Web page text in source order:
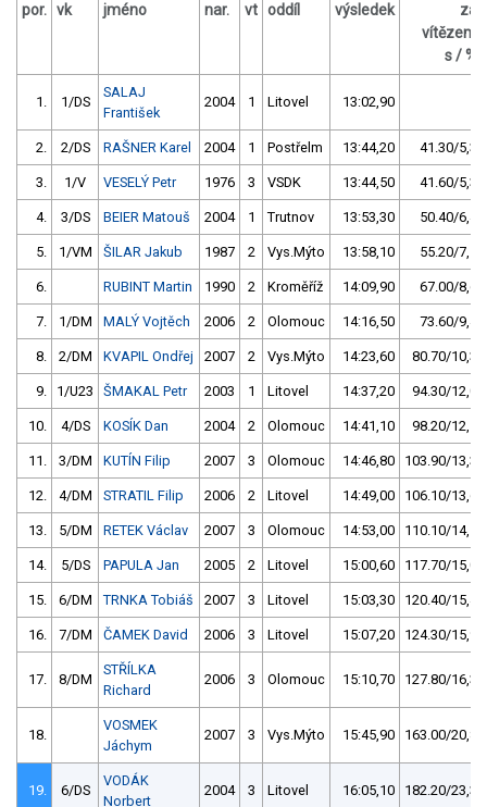
por. vk jméno nar. vt oddíl výsledek
za
vítězem
s / %
1. 1/DS
SALAJ
František
2004 1 Litovel 13:02,90
2. 2/DS RAŠNER Karel 2004 1 Postřelm 13:44,20 41.30/5,3
3. 1/V VESELÝ Petr 1976 3 VSDK 13:44,50 41.60/5,3
4. 3/DS BEIER Matouš 2004 1 Trutnov 13:53,30 50.40/6,4
5. 1/VM ŠILAR Jakub 1987 2 Vys.Mýto 13:58,10 55.20/7,1
6. RUBINT Martin 1990 2 Kroměříž 14:09,90 67.00/8,6
7. 1/DM MALÝ Vojtěch 2006 2 Olomouc 14:16,50 73.60/9,4
8. 2/DM KVAPIL Ondřej 2007 2 Vys.Mýto 14:23,60 80.70/10,3
9. 1/U23 ŠMAKAL Petr 2003 1 Litovel 14:37,20 94.30/12,0
10. 4/DS KOSÍK Dan 2004 2 Olomouc 14:41,10 98.20/12,5
11. 3/DM KUTÍN Filip 2007 3 Olomouc 14:46,80 103.90/13,3
12. 4/DM STRATIL Filip 2006 2 Litovel 14:49,00 106.10/13,6
13. 5/DM RETEK Václav 2007 3 Olomouc 14:53,00 110.10/14,1
14. 5/DS PAPULA Jan 2005 2 Litovel 15:00,60 117.70/15,0
15. 6/DM TRNKA Tobiáš 2007 3 Litovel 15:03,30 120.40/15,4
16. 7/DM ČAMEK David 2006 3 Litovel 15:07,20 124.30/15,9
17. 8/DM
STŘÍLKA
Richard
2006 3 Olomouc 15:10,70 127.80/16,3
18.
VOSMEK
Jáchym
2007 3 Vys.Mýto 15:45,90 163.00/20,8
19. 6/DS
VODÁK
Norbert
2004 3 Litovel 16:05,10 182.20/23,3